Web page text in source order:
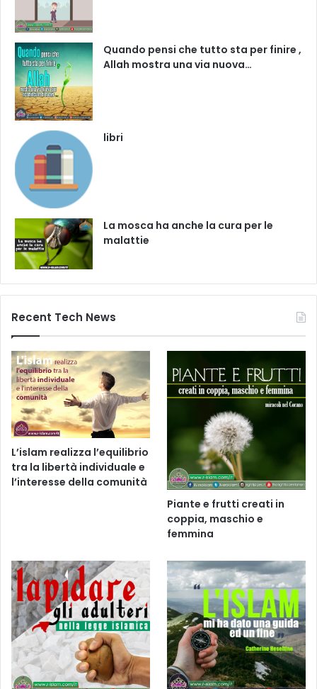
Quando pensi che tutto sta per finire ,
Allah mostra una via nuova…
libri
La mosca ha anche la cura per le
malattie
Recent Tech News
L’islam realizza l’equilibrio
tra la libertà individuale e
l’interesse della comunità
Piante e frutti creati in
coppia, maschio e
femmina